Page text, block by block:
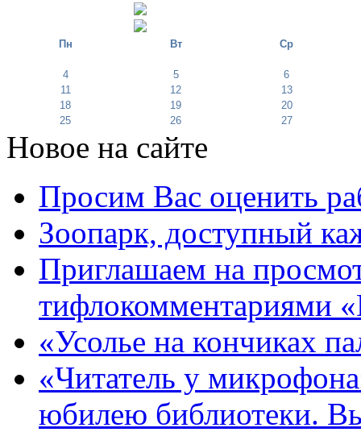
Пн Вт Ср
4 5
6
11
12
13
18
19
20
25
26 27
Новое на сайте
Просим Вас оценить
Зоопарк, доступный
Приглашаем на
тифлокомментариями
«Усолье на кончиках
«Читатель у
юбилею библиотеки.